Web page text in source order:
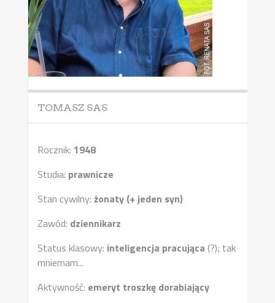
TOMASZ SAS
Rocznik: 1948
Studia: prawnicze
Stan cywilny: żonaty (+ jeden syn)
Zawód: dziennikarz
Status klasowy: inteligencja pracująca (?); tak
mniemam...
Aktywność: emeryt troszkę dorabiający